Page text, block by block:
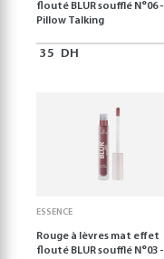
flouté BLUR soufflé N°06 -
Pillow Talking
35 DH
ESSENCE
Rouge à lèvres mat effet
flouté BLUR soufflé N°03 -